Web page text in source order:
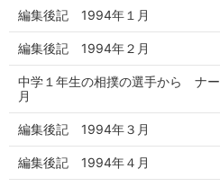
編集後記 1994年１月
編集後記 1994年２月
中学１年生の相撲の選手から ナ
月
編集後記 1994年３月
編集後記 1994年４月